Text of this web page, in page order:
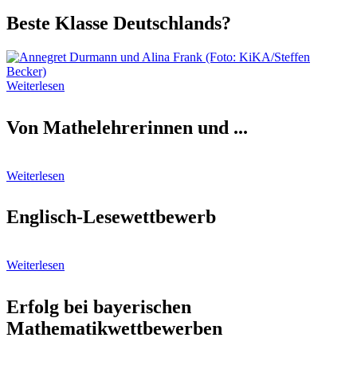
Beste Klasse Deutschlands?
Weiterlesen
Von Mathelehrerinnen und ...
Weiterlesen
Englisch-Lesewettbewerb
Weiterlesen
Erfolg bei bayerischen
Mathematikwettbewerben